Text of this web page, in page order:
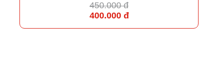
450.000 đ
400.000 đ